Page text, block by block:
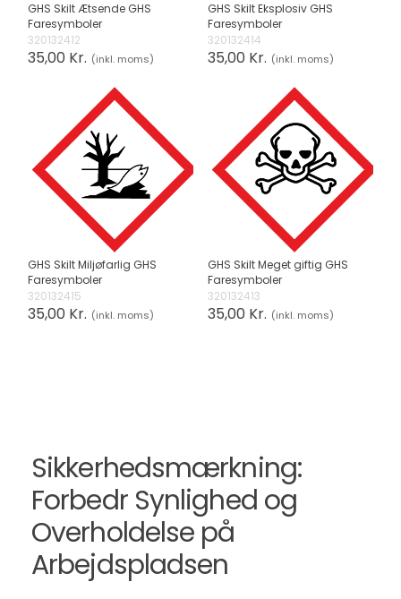
GHS Skilt Ætsende GHS
Faresymboler
320132412
35,00 Kr. (inkl. moms)
GHS Skilt Eksplosiv GHS
Faresymboler
320132414
35,00 Kr. (inkl. moms)
GHS Skilt Miljøfarlig GHS
Faresymboler
320132415
35,00 Kr. (inkl. moms)
GHS Skilt Meget giftig GHS
Faresymboler
320132413
35,00 Kr. (inkl. moms)
Sikkerhedsmærkning:
Forbedr Synlighed og
Overholdelse på
Arbejdspladsen